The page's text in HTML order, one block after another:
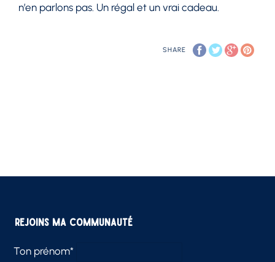
n’en parlons pas. Un régal et un vrai cadeau.
SHARE
Rejoins ma communauté
Ton prénom*